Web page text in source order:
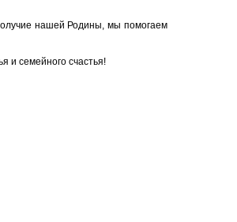
нашей Ро­ди­ны, мы по­мо­га­ем
и се­мей­но­го сча­стья!